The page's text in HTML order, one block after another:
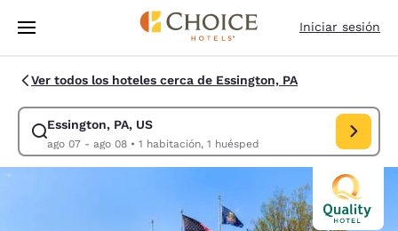
Pasar A Contenido Principal
Iniciar sesión
Ver todos los hoteles cerca de Essington, PA
Essington, PA, US
ago 07 - ago 08• 1 habitación, 1 huésped
Modificar la búsqueda de Essington, PA, US. Fecha de check-in ago